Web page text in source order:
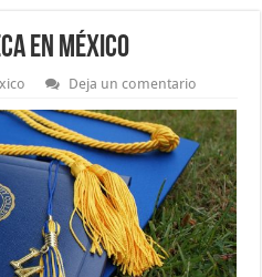
en México
Deja un comentario